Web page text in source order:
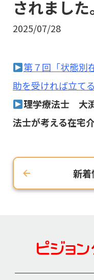
されました
2025/07/28
第７回「状態別
助を受ければ立てる
理学療法士 大
法士が考える在宅介
新着